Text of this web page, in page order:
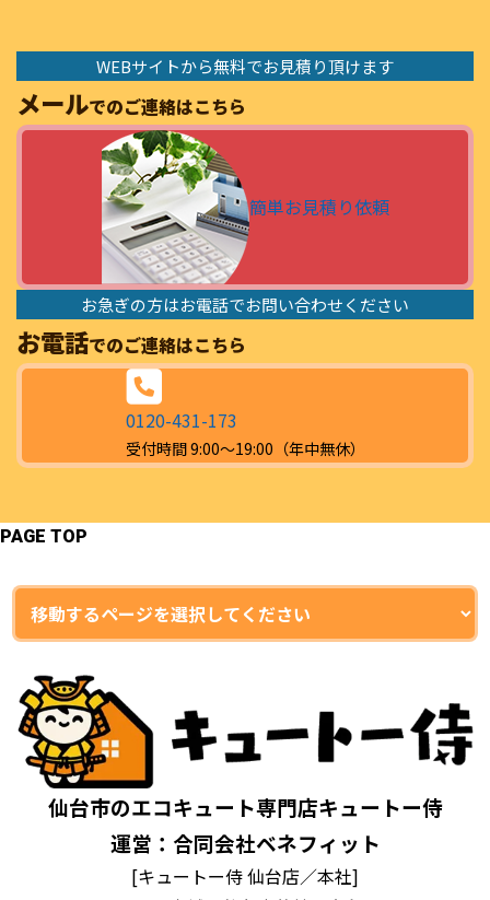
WEBサイトから無料でお見積り頂けます
メールでのご連絡はこちら
簡単お見積り依頼
お急ぎの方はお電話でお問い合わせください
お電話でのご連絡はこちら
0120-431-173
受付時間 9:00～19:00（年中無休）
PAGE TOP
仙台市のエコキュート専門店キュートー侍
運営：合同会社ベネフィット
[キュートー侍 仙台店／本社]